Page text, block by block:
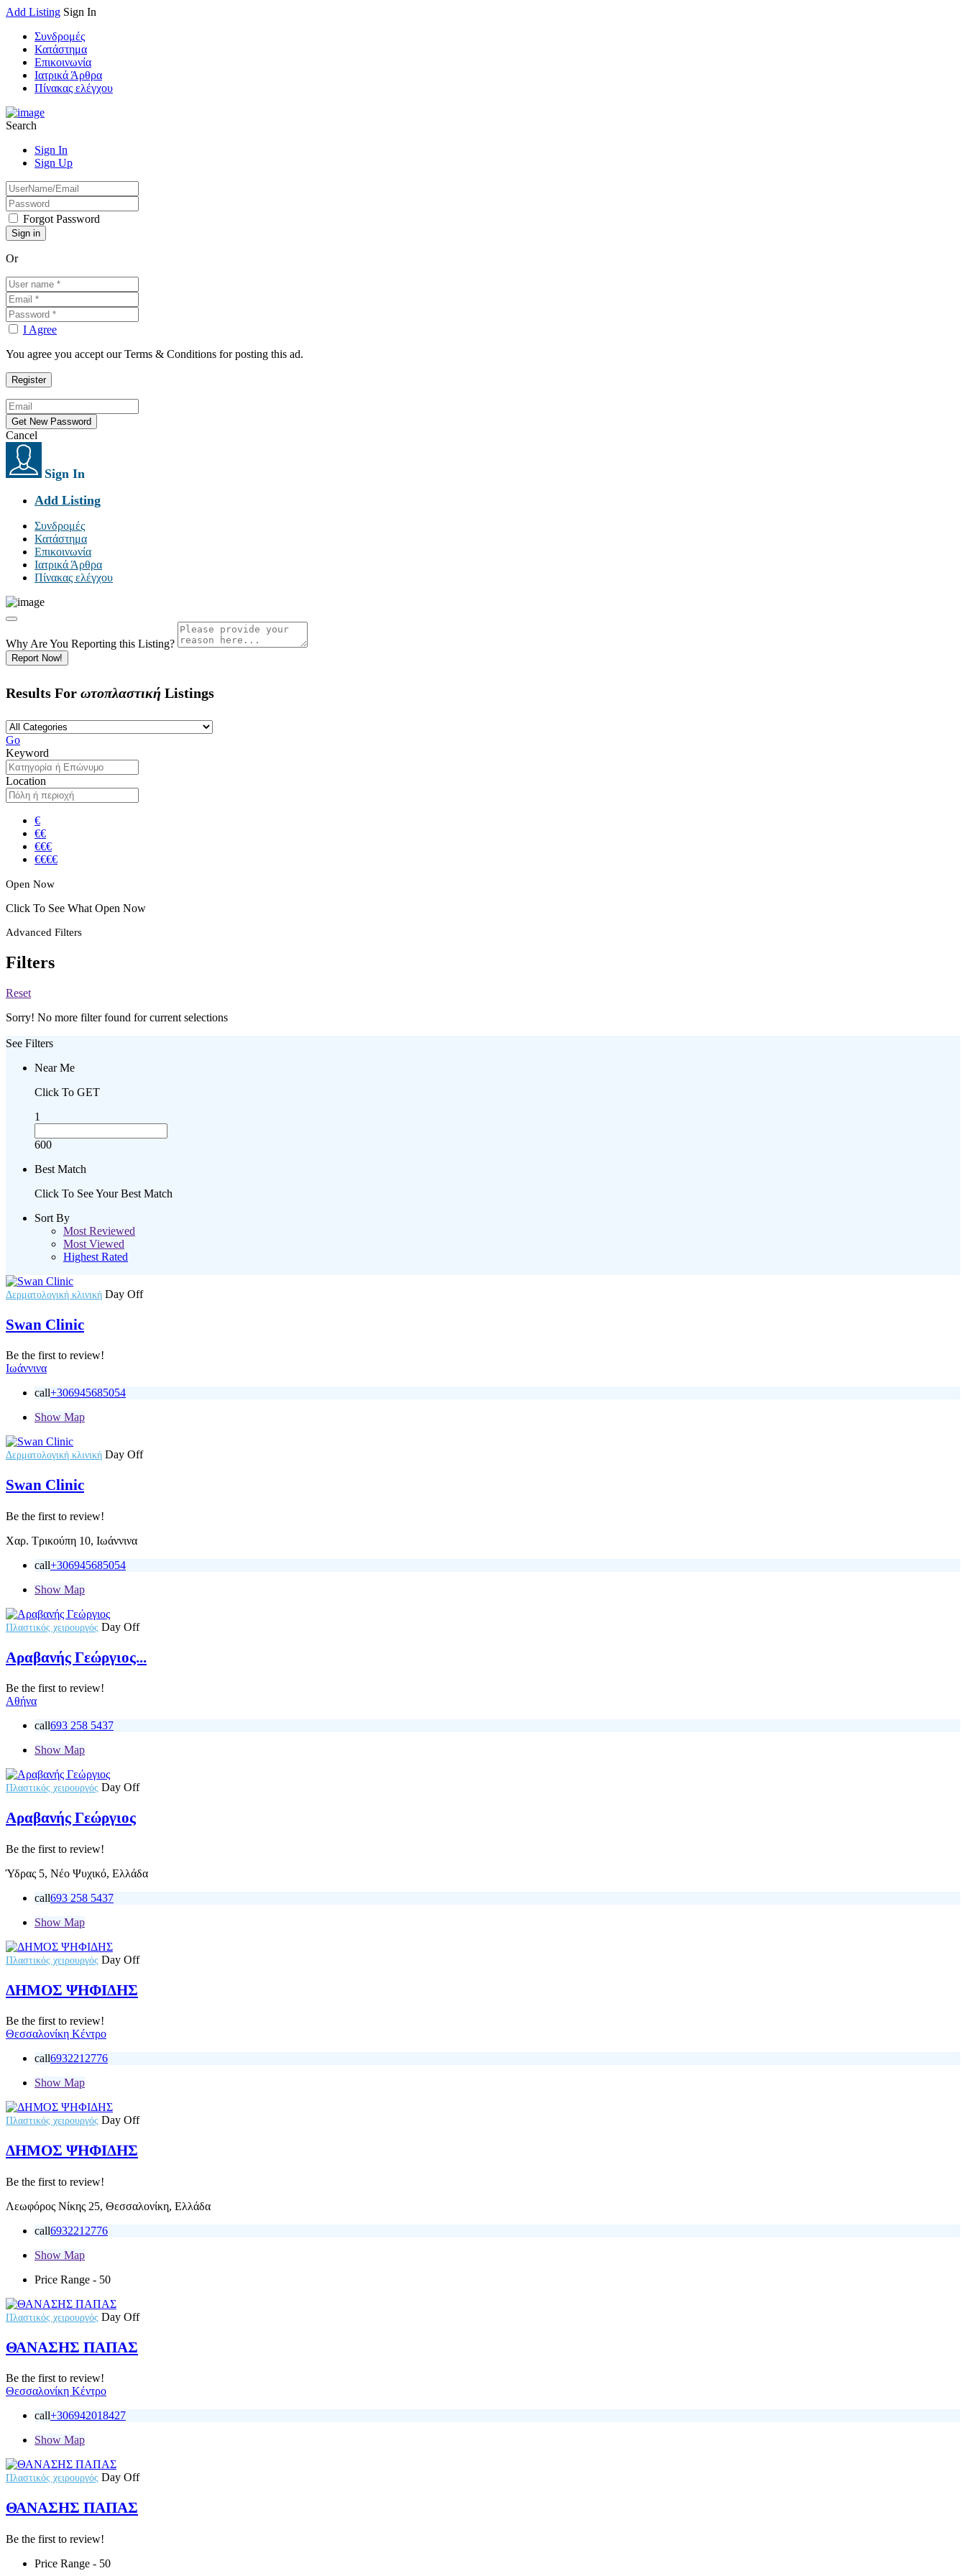
Add Listing Sign In
Συνδρομές
Κατάστημα
Επικοινωνία
Ιατρικά Άρθρα
Πίνακας ελέγχου
Search
Sign In
Sign Up
Forgot Password
Or
I Agree
You agree you accept our Terms & Conditions for posting this ad.
Cancel
Sign In
Add Listing
Συνδρομές
Κατάστημα
Επικοινωνία
Ιατρικά Άρθρα
Πίνακας ελέγχου
Why Are You Reporting this Listing?
Report Now!
Results For ωτοπλαστική Listings
Go
Keyword
Location
€
€€
€€€
€€€€
Open Now
Click To See What Open Now
Advanced Filters
Filters
Reset
Sorry! No more filter found for current selections
See Filters
Near Me
Click To GET
1
600
Best Match
Click To See Your Best Match
Sort By
Most Reviewed
Most Viewed
Highest Rated
Δερματολογική κλινική Day Off
Swan Clinic
Be the first to review!
Ιωάννινα
call+306945685054
Show Map
Δερματολογική κλινική Day Off
Swan Clinic
Be the first to review!
Χαρ. Τρικούπη 10, Ιωάννινα
call+306945685054
Show Map
Πλαστικός χειρουργός Day Off
Αραβανής Γεώργιος...
Be the first to review!
Αθήνα
call693 258 5437
Show Map
Πλαστικός χειρουργός Day Off
Αραβανής Γεώργιος
Be the first to review!
Ύδρας 5, Νέο Ψυχικό, Ελλάδα
call693 258 5437
Show Map
Πλαστικός χειρουργός Day Off
ΔΗΜΟΣ ΨΗΦΙΔΗΣ
Be the first to review!
Θεσσαλονίκη Κέντρο
call6932212776
Show Map
Πλαστικός χειρουργός Day Off
ΔΗΜΟΣ ΨΗΦΙΔΗΣ
Be the first to review!
Λεωφόρος Νίκης 25, Θεσσαλονίκη, Ελλάδα
call6932212776
Show Map
Price Range - 50
Πλαστικός χειρουργός Day Off
ΘΑΝΑΣΗΣ ΠΑΠΑΣ
Be the first to review!
Θεσσαλονίκη Κέντρο
call+306942018427
Show Map
Πλαστικός χειρουργός Day Off
ΘΑΝΑΣΗΣ ΠΑΠΑΣ
Be the first to review!
Price Range - 50